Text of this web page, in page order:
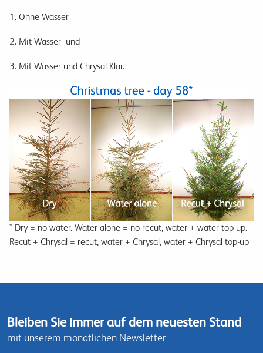
1. Ohne Wasser
2. Mit Wasser und
3. Mit Wasser und Chrysal Klar.
* Dry = no water. Water alone = no recut, water + water top-up.
Recut + Chrysal = recut, water + Chrysal, water + Chrysal top-up
Bleiben Sie immer auf dem neuesten Stand
mit unserem monatlichen Newsletter